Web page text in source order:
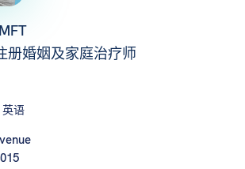
册婚姻及家庭治疗师
语